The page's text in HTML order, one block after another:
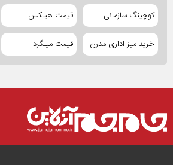
کوچینگ سازمانی قیمت هبلکس
خرید میز اداری مدرن قیمت میلگرد